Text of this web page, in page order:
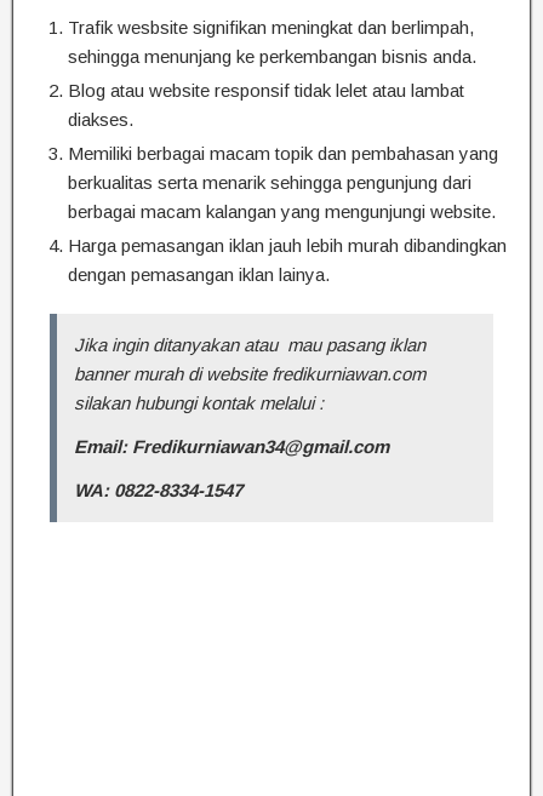
Trafik wesbsite signifikan meningkat dan berlimpah,
sehingga menunjang ke perkembangan bisnis anda.
Blog atau website responsif tidak lelet atau lambat
diakses.
Memiliki berbagai macam topik dan pembahasan yang
berkualitas serta menarik sehingga pengunjung dari
berbagai macam kalangan yang mengunjungi website.
Harga pemasangan iklan jauh lebih murah dibandingkan
dengan pemasangan iklan lainya.
Jika ingin ditanyakan atau mau pasang iklan
banner murah di website fredikurniawan.com
silakan hubungi kontak melalui :
Email: Fredikurniawan34@gmail.com
WA: 0822-8334-1547